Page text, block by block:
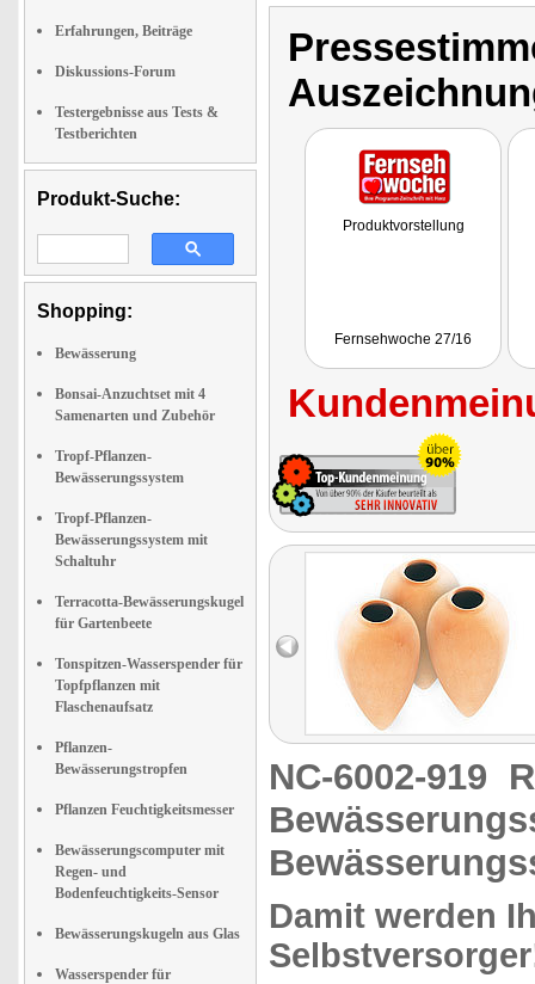
Erfahrungen, Beiträge
Diskussions-Forum
Testergebnisse aus Tests &
Testberichten
Produkt-Suche:
Shopping:
Bewässerung
Bonsai-Anzuchtset mit 4
Samenarten und Zubehör
Tropf-Pflanzen-
Bewässerungssystem
Tropf-Pflanzen-
Bewässerungssystem mit
Schaltuhr
Terracotta-Bewässerungskugel
für Gartenbeete
Tonspitzen-Wasserspender für
Topfpflanzen mit
Flaschenaufsatz
Pflanzen-
Bewässerungstropfen
Pflanzen Feuchtigkeitsmesser
Bewässerungscomputer mit
Regen- und
Bodenfeuchtigkeits-Sensor
Bewässerungskugeln aus Glas
Wasserspender für
Produktvorstellung
Fernsehwoche 27/16
NC-6002-919
Damit werden